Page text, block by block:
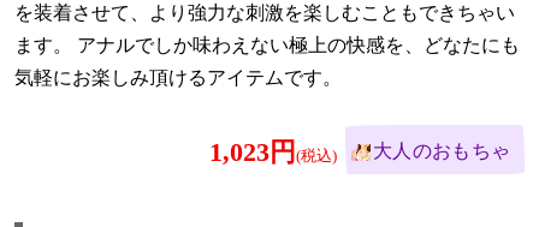
を装着させて、より強力な刺激を楽しむこともできちゃい
ます。 アナルでしか味わえない極上の快感を、どなたにも
気軽にお楽しみ頂けるアイテムです。
1,023円 大人のおもちゃ